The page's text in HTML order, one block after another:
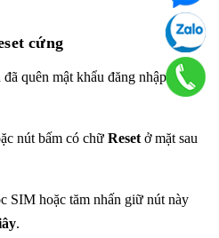
cứng
quên mật khẩu đăng nhập trang
nút bấm có chữ Reset ở mặt sau
SIM hoặc tăm nhấn giữ nút này
.